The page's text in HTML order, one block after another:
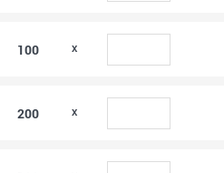
100
200